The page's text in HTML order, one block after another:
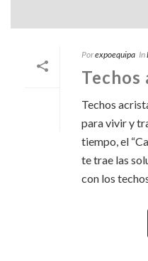
Porexpoequipa In
Techos
Techos
para vivir y
tiempo, el
te trae las
con los